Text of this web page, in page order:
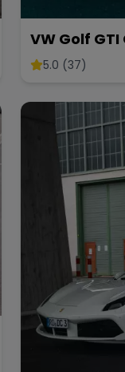
VW Golf
5.0 (37)